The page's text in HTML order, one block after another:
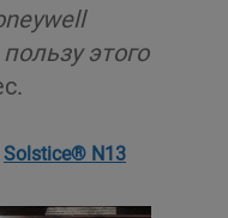
этого
Solstice® N13